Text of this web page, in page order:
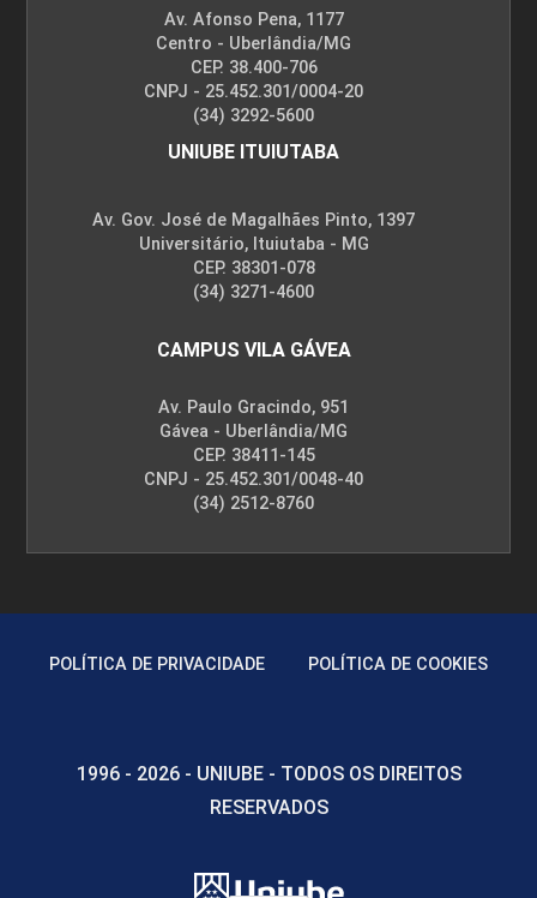
Av. Afonso Pena, 1177
Centro - Uberlândia/MG
CEP. 38.400-706
CNPJ - 25.452.301/0004-20
(34) 3292-5600
UNIUBE ITUIUTABA
Av. Gov. José de Magalhães Pinto, 1397
Universitário, Ituiutaba - MG
CEP. 38301-078
(34) 3271-4600
CAMPUS VILA GÁVEA
Av. Paulo Gracindo, 951
Gávea - Uberlândia/MG
CEP. 38411-145
CNPJ - 25.452.301/0048-40
(34) 2512-8760
POLÍTICA DE PRIVACIDADE POLÍTICA DE COOKIES
1996 - 2026 - UNIUBE - TODOS OS DIREITOS
RESERVADOS